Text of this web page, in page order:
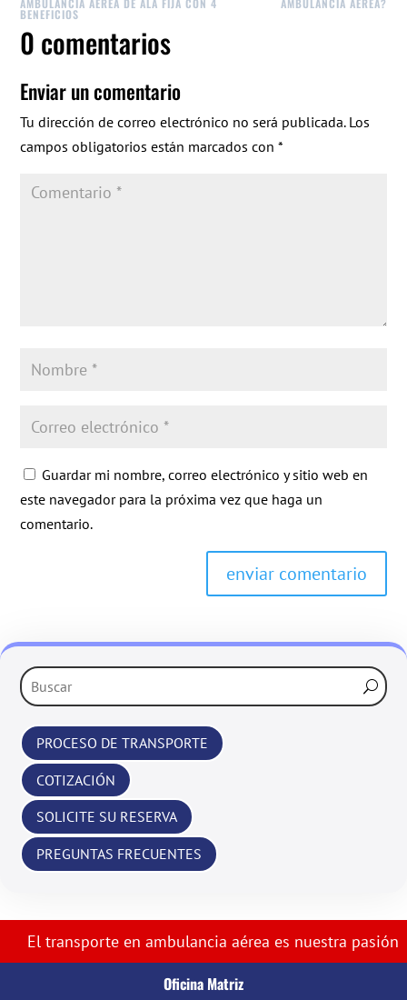
‹
BENEFICIOS
›
0 comentarios
Enviar un comentario
Tu dirección de correo electrónico no será publicada. Los
campos obligatorios están marcados con*
Guardar mi nombre, correo electrónico y sitio web en
este navegador para la próxima vez que haga un
comentario.
enviar comentario
PROCESO DE TRANSPORTE
COTIZACIÓN
SOLICITE SU RESERVA
PREGUNTAS FRECUENTES
El transporte en ambulancia aérea es nuestra pasión
Oficina Matriz